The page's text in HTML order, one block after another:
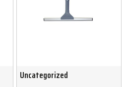
Uncategorized